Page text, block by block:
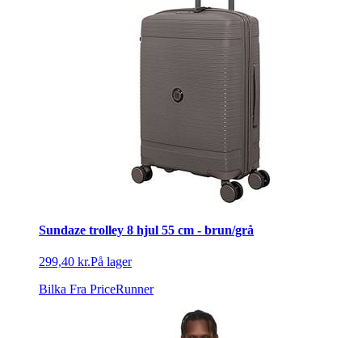
Sundaze trolley 8 hjul 55 cm - brun/grå
299,40 kr.På lager
Bilka Fra PriceRunner